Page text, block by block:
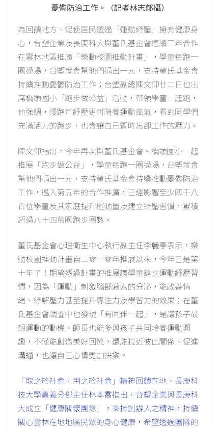
憂鬱防治工作。（記者林志郁攝）
為回饋地方、促使居民透過「運動紓壓」擁有健康身
心，台塑企業及長庚科大與董氏基金會連續三年合作
在雲林地區推廣「樂動校園推動計畫」，學童每跑一
圈操場，台塑就會幫他們捐出一元，支持董氏基金會
持續推動憂鬱防治工作；台塑副總陳文仰廿二日也出
席橋頭國小「跑步做公益」活動，帶領學童一起跑，
他強調，慢跑可紓壓更可陪養運動風氣，看到同學們
充滿活力的跑步，也會讓自己暫時忘卻工作的壓力。
陳文仰指出，今年再次與董氏基金會、橋頭國小一起
推展「跑步做公益」，學童每跑一圈操場，台塑就會
幫他們捐出一元，支持董氏基金會持續推動憂鬱防治
工作，邁入第五年的合作推廣，已經影響至少四千八
百位學童及其家庭提升運動量及建立紓壓習慣，累積
超過八十四萬圈跑步圈數。
董氏基金會心理衛生中心執行副主任李麗亭表示，樂
動校園推動計畫自二零一零年推展以來，今年已是第
十年了！期望透過計畫的推展讓學童建立運動紓壓習
慣，因為「運動」刺激腦部激素的分泌，能改善情
緒、紓解壓力甚至提升專注力及學習力的效果；在董
氏基金會調查中也發現「有同伴一起」，是讓孩子最
想運動的動機，師長也能多與孩子共同培養運動興
趣，不僅能創造美好回憶，還能拉近彼此關係、促進
溝通，也讓自己心情更加快樂。
「取之於社會，用之於社會」精神回饋在地，長庚科
技大學嘉義分部主任林本喬指出，台塑企業與長庚科
大成立「健康關懷團隊」，秉持創辦人之精神，持續
關心雲林在地地區民眾的身心健康，希望透過團隊的